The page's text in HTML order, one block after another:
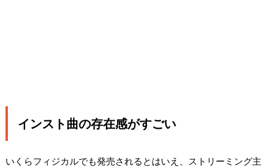
インスト曲の存在感がすごい
いくらフィジカルでも発売されるとはいえ、ストリーミング主